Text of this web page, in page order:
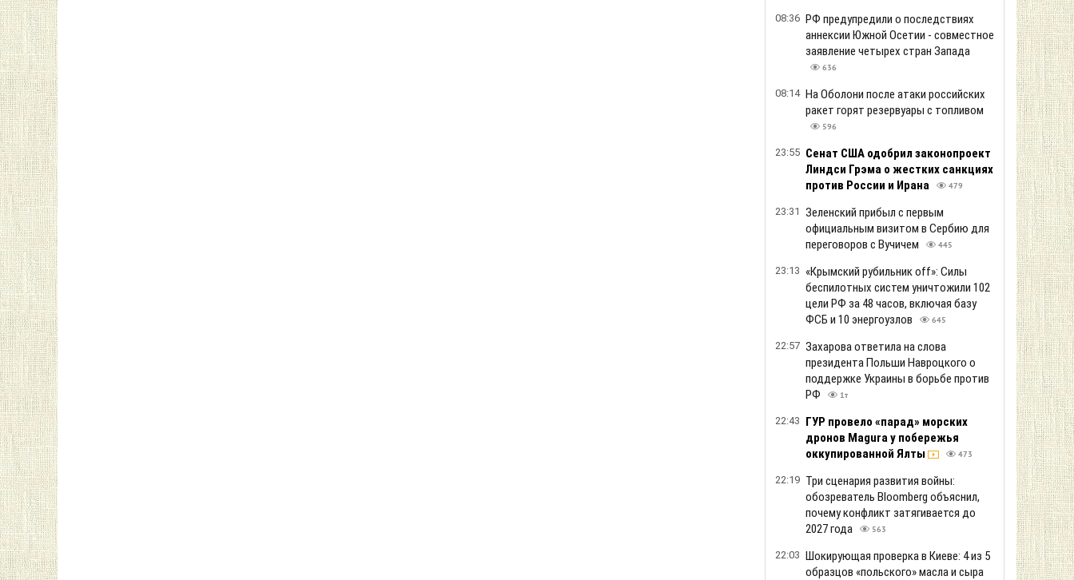
08:36 РФ предупредили о последствиях
аннексии Южной Осетии - совместное
заявление четырех стран Запада
636
08:14 На Оболони после атаки российских
ракет горят резервуары с топливом
596
23:55 Сенат США одобрил законопроект
Линдси Грэма о жестких санкциях
против России и Ирана
479
23:31 Зеленский прибыл с первым
официальным визитом в Сербию для
переговоров с Вучичем
445
23:13 «Крымский рубильник off»: Силы
беспилотных систем уничтожили 102
цели РФ за 48 часов, включая базу
ФСБ и 10 энергоузлов
645
22:57 Захарова ответила на слова
президента Польши Навроцкого о
поддержке Украины в борьбе против
РФ
1т
22:43 ГУР провело «парад» морских
дронов Magura у побережья
оккупированной Ялты
473
22:19 Три сценария развития войны:
обозреватель Bloomberg объяснил,
почему конфликт затягивается до
2027 года
563
22:03 Шокирующая проверка в Киеве: 4 из 5
образцов «польского» масла и сыра